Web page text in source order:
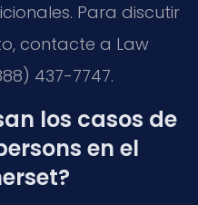
Para discutir
contacte a Law
437-7747.
los casos de
en el